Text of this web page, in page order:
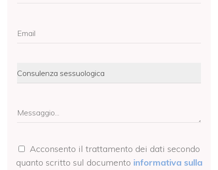
Acconsento il trattamento dei dati secondo
quanto scritto sul documento informativa sulla